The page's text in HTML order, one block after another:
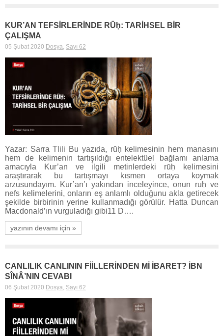
KUR’AN TEFSİRLERİNDE RŪḥ: TARİHSEL BİR
ÇALIŞMA
05 Şubat 2020 Dosya, Sayı 62
Yazar: Sarra Tlili Bu yazıda, rūḥ kelimesinin hem manasını
hem de kelimenin tartışıldığı entelektüel bağlamı anlama
amacıyla Kur’an ve ilgili metinlerdeki rūḥ kelimesini
araştırarak bu tartışmayı kısmen ortaya koymak
arzusundayım. Kur’an’ı yakından inceleyince, onun rūḥ ve
nefs kelimelerini, onların eş anlamlı olduğunu akla getirecek
şekilde birbirinin yerine kullanmadığı görülür. Hatta Duncan
Macdonald’ın vurguladığı gibi11 D….
yazının devamı için »
CANLILIK CANLININ FİİLLERİNDEN Mİ İBARET? İBN
SÎNÂ’NIN CEVABI
06 Şubat 2020 Dosya, Sayı 62